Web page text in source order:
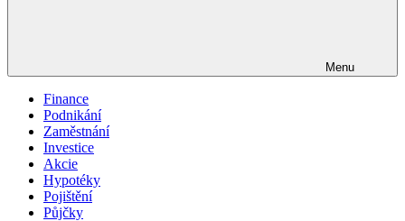
Menu
Finance
Podnikání
Zaměstnání
Investice
Akcie
Hypotéky
Pojištění
Půjčky